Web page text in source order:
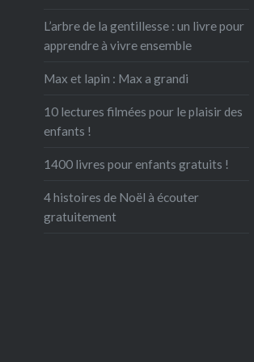
font la joie…
L’arbre de la gentillesse : un livre pour
apprendre à vivre ensemble
Max et lapin : Max a grandi
10 lectures filmées pour le plaisir des
enfants !
1400 livres pour enfants gratuits !
4 histoires de Noël à écouter
gratuitement